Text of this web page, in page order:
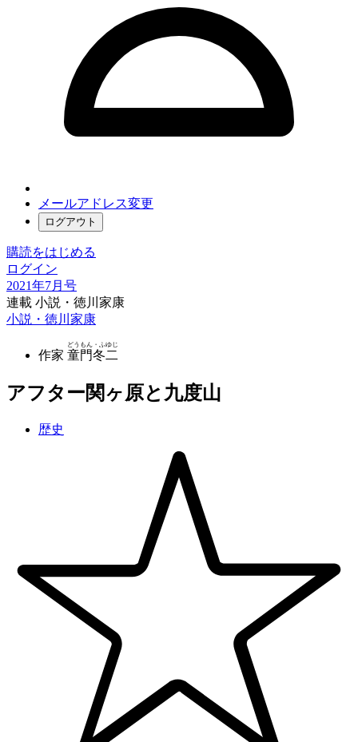
メールアドレス変更
ログアウト
購読をはじめる
ログイン
2021年7月号
連載 小説・徳川家康
小説・徳川家康
作家 童門冬二
どうもん・ふゆじ
アフター関ヶ原と九度山
歴史